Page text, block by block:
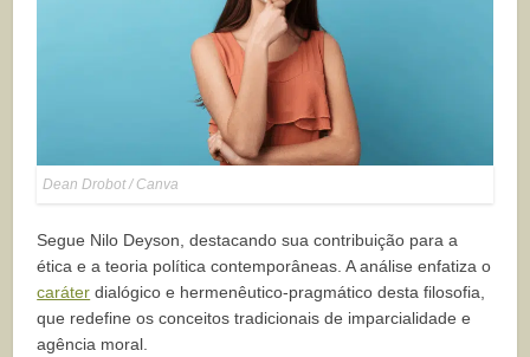
Dean Drobot / Canva
Segue Nilo Deyson, destacando sua contribuição para a
ética e a teoria política contemporâneas. A análise enfatiza o
caráter dialógico e hermenêutico-pragmático desta filosofia,
que redefine os conceitos tradicionais de imparcialidade e
agência moral.